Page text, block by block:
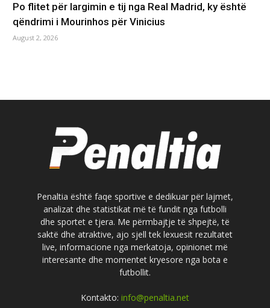
Po flitet për largimin e tij nga Real Madrid, ky është
qëndrimi i Mourinhos për Vinicius
August 2, 2026
Penaltia është faqe sportive e dedikuar për lajmet,
analizat dhe statistikat më të fundit nga futbolli
dhe sportet e tjera. Me përmbajtje të shpejtë, të
saktë dhe atraktive, ajo sjell tek lexuesit rezultatet
live, informacione nga merkatoja, opinionet më
interesante dhe momentet kryesore nga bota e
futbollit.
Kontakto: info@penaltia.net